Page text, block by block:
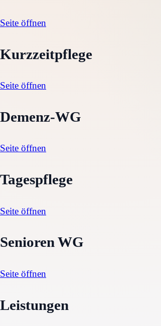
Seite öffnen
Kurzzeitpflege
Seite öffnen
Demenz-WG
Seite öffnen
Tagespflege
Seite öffnen
Senioren WG
Seite öffnen
Leistungen